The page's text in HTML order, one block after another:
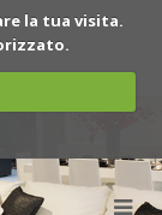
la tua visita.